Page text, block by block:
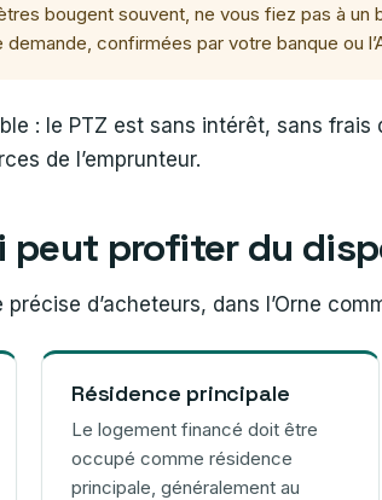
bougent souvent, ne vous fiez pas à
confirmées par votre banque ou
: le PTZ est sans intérêt, sans
de l’emprunteur.
peut profiter du
d’acheteurs, dans l’Orne
Résidence principale
Le logement financé doit être
occupé comme résidence
principale, généralement au